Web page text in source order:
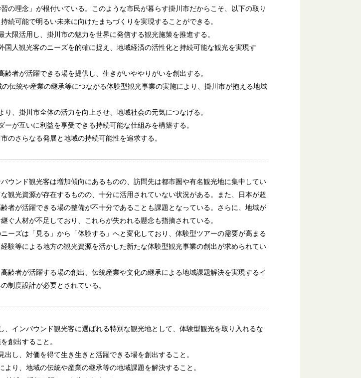
習の理念」が根付いている。このような市民が暮らす掛川市だからこそ、以下の取り
続可能で明るい未来に向けたまちづくりを実現することができる。
大限活用し、掛川市の魅力を世界に発信する観光施策を推進する。
国人観光客のニーズを的確に捉え、地域経済の活性化と持続可能な観光を実現す
齢者が活躍できる場を提供し、生きがいややりがいを創出する。
の伝統や産業の継承等につながる体験型観光事業の実施により、掛川市が抱える地域
り、掛川市全体の活力を向上させ、地域社会の元気につなげる。
ーが互いに利益を享受できる持続可能な仕組みを構築する。
のさらなる発展と地域の持続可能性を追求する。
ウンド観光客は増加傾向にあるものの、訪問先は都市圏や有名観光地に集中してい
観光資源が存在するものの、十分に活用されていない状況がある。また、日本が超
者が活躍できる場の整備が不十分であることも課題となっている。さらに、地域が
ぐ人材が不足しており、これらが失われる懸念も指摘されている。
ーズは「見る」から「体験する」へと変化しており、体験型ツアーの需要が高まる
験等による地方の観光資源を活かした新たな体験型観光事業の創出が求められてい
齢者が活躍する場の創出、伝統産業や文化の継承による地域課題解決を実現するイ
制度設計が必要とされている。
、インバウンド観光客に選ばれる特別な観光地として、体験型観光を取り入れるな
創出すること。
出し、対価を得て生き生きと活躍できる場を創出すること。
より、地域の伝統や産業の継承等の地域課題を解決すること。